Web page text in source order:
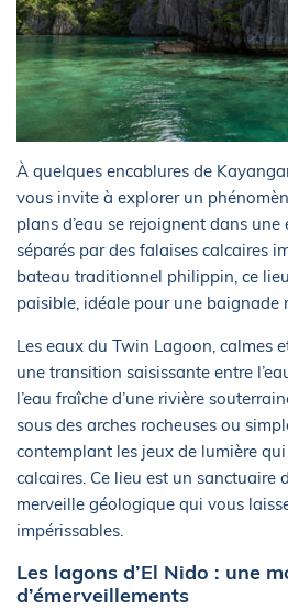
À quelques encablures de
vous invite à explorer un
plans d’eau se rejoignent dans
séparés par des falaises calcaires
bateau traditionnel philippin, ce
paisible, idéale pour une baignade
Les eaux du Twin Lagoon, calmes
une transition saisissante entre
l’eau fraîche d’une rivière
sous des arches rocheuses ou
contemplant les jeux de lumière
calcaires. Ce lieu est un sanctuaire
merveille géologique qui vous
impérissables.
Les lagons d’El Nido : une
d’émerveillements